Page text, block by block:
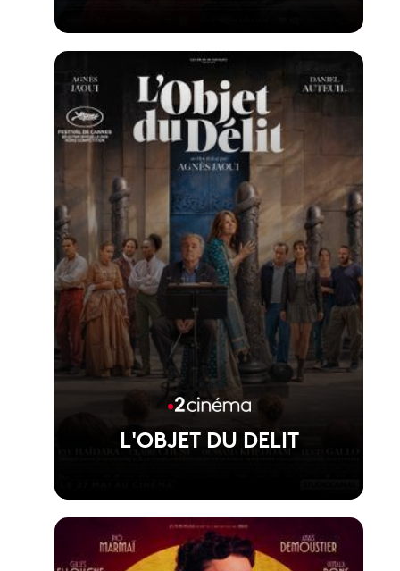
Film réalisé par Lila Pinell
Voir la fiche du film
L'OBJET DU DELIT